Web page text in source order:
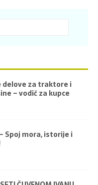
delove za traktore i
– vodič za kupce
Spoj mora, istorije i